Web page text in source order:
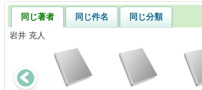
同じ著者 同じ件名
同じ分類
岩井 克人